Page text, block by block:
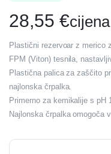
28,55 €
Plastični rezervoar z merico
FPM (Viton) tesnila,
Plastična palica za zaščito
najlonska črpalka.
Primerno za kemikalije s pH
Najlonska črpalka omogoča